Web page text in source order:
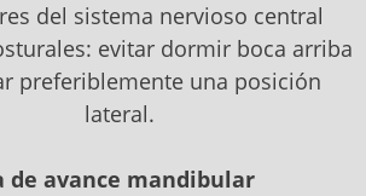
del sistema nervioso central
evitar dormir boca arriba
preferiblemente una posición
lateral.
de avance mandibular